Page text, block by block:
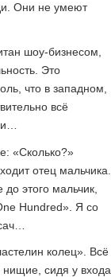
Они не умеют
шоу-бизнесом,
Это
что в западном,
всё
«Сколько?»
отец мальчика.
этого мальчик,
Hundred». Я со
колец». Всё
нищие, сидя у входа